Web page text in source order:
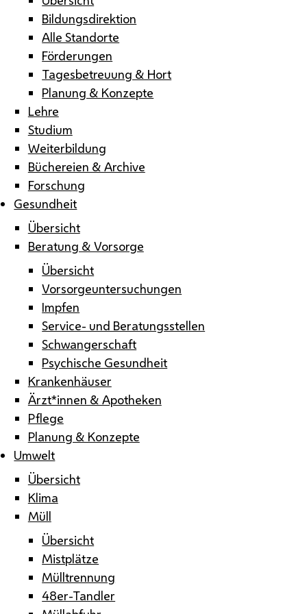
Bildungsdirektion
Alle Standorte
Förderungen
Tagesbetreuung & Hort
Planung & Konzepte
Lehre
Studium
Weiterbildung
Büchereien & Archive
Forschung
Gesundheit
Übersicht
Beratung & Vorsorge
Übersicht
Vorsorgeuntersuchungen
Impfen
Service- und Beratungsstellen
Schwangerschaft
Psychische Gesundheit
Krankenhäuser
Ärzt*innen & Apotheken
Pflege
Planung & Konzepte
Umwelt
Übersicht
Klima
Müll
Übersicht
Mistplätze
Mülltrennung
48er-Tandler